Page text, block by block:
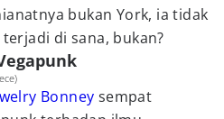
bukan York, ia tidak
di sana, bukan?
Bonney sempat